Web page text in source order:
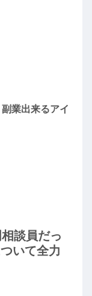
業出来るアイ
談員だっ
いて全力